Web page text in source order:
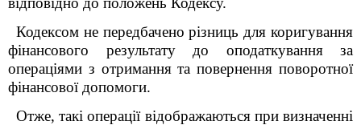
Кодексом не передбаченорізниць для коригування
фінансового результату до оподаткування за
операціями з отримання та повернення поворотної
фінансової допомоги.
Отже, такі операції відображаються при визначенні